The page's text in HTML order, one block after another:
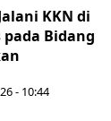
KKN di
Bidang
- 10:44